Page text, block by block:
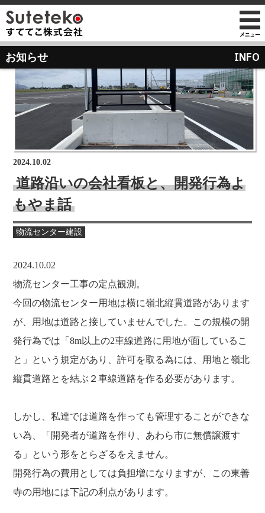
会社のこれまでとこれから
講演の依頼について
M&Aのご提案について
店舗のご案内
経営理念と使命
組織図
経営方針
過去の経営方針
取り組み
通販事業
自社PB製造販売事業
地域向け学生服販売
お知らせ
受賞歴
President greeting
Company Information
History
Retail business
Private brand products
Wholesale
Seeking new supplier
社长致辞及介绍
企业理念
沿革
零售业
自有品牌产品
批发的
お知らせ INFO
2024.10.02
道路沿いの会社看板と、開発行為よ
もやま話
物流センター建設
2024.10.02
物流センター工事の定点観測。
今回の物流センター用地は横に嶺北縦貫道路があります
が、用地は道路と接していませんでした。この規模の開
発行為では「8m以上の2車線道路に用地が面しているこ
と」という規定があり、許可を取る為には、用地と嶺北
縦貫道路とを結ぶ２車線道路を作る必要があります。
しかし、私達では道路を作っても管理することができな
い為、「開発者が道路を作り、あわら市に無償譲渡す
る」という形をとらざるをえません。
開発行為の費用としては負担増になりますが、この東善
寺の用地には下記の利点があります。